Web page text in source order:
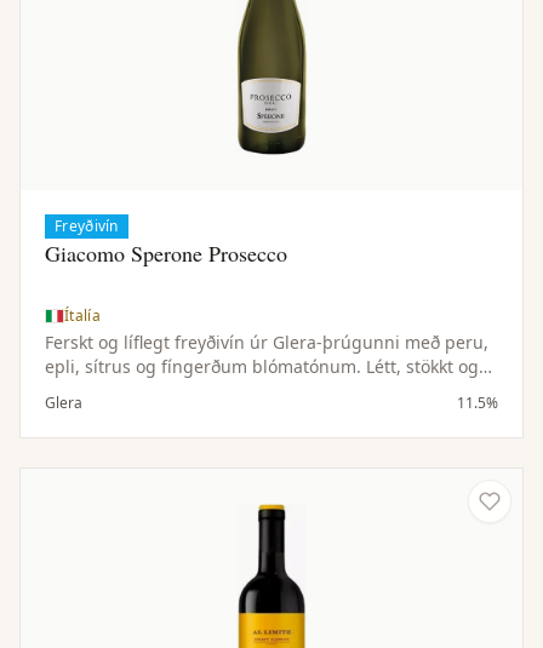
Freyðivín
Giacomo Sperone Prosecco
Ítalía
Ferskt og líflegt freyðivín úr Glera-þrúgunni með peru,
epli, sítrus og fíngerðum blómatónum. Létt, stökkt og
þægilegt — tilvalið sem fordrykkur, í veislur og með
léttu snarli.
Glera 11.5%